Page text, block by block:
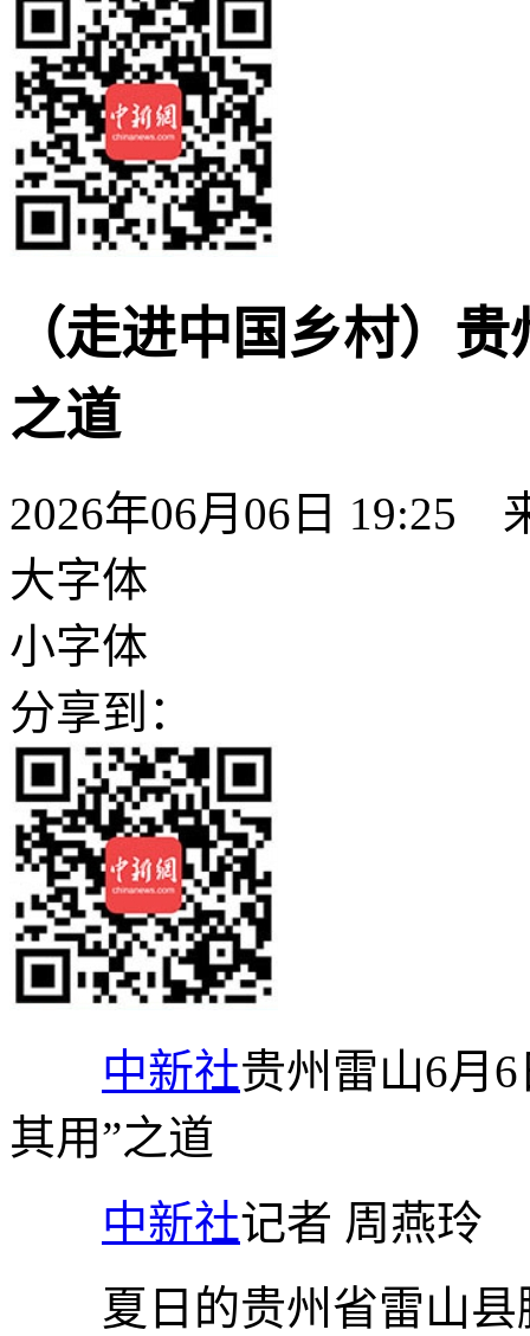
（走进中国乡村）
之道
2026年06月06日 19:25
大字体
小字体
分享到：
中新社贵州雷山6月
其用”之道
中新社记者 周燕玲
夏日的贵州省雷山县